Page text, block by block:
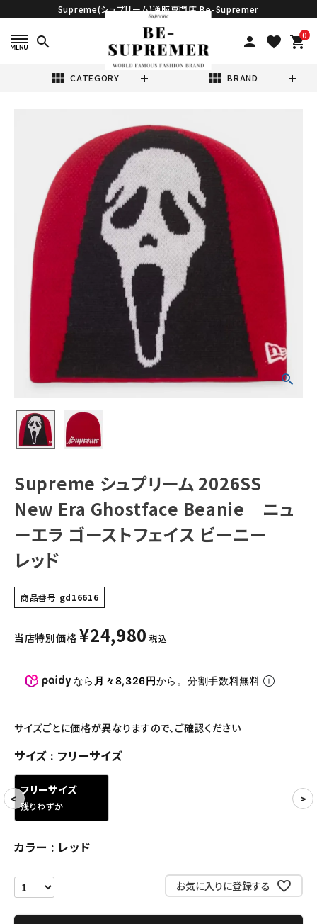
Supreme(シュプリーム)通販専門店 Be-Supremer
search person favorite 0
shopping_cart
view_module CATEGORY view_module BRAND
Supreme シュプ
リーム 2026SS
New Era
Ghostface
Beanie ニュー
イス ビーニー
¥24,980
NEW ITEMS
CATEGORY
Tシャツ・ロングスリーブ
パーカー・トレーナー
キャップ・ハット
ニット帽・ビーニー
バックパック・リュック
その他バッグ類
スニーカー・ブーツ
パンツ・ショーツ
SEASON
CONTENTS
ACCOUNT MENU
Follow us
Supreme シュプリーム 2026SS
New Era Ghostface Beanie ニュ
ーエラ ゴーストフェイス ビーニー
レッド
商品番号 gd16616
当店特別価格 ¥24,980 税込
なら 月々8,326円から。分割手数料無料
サイズごとに価格が異なりますので、ご確認ください
サイズ フリーサイズ
フリーサイズ
残りわずか
カラー レッド
お気に入りに登録する